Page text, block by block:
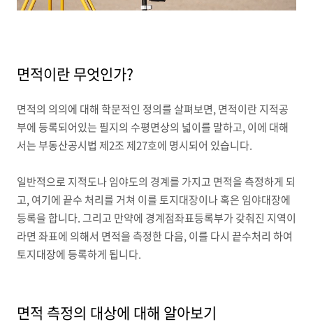
면적이란 무엇인가?
면적의 의의에 대해 학문적인 정의를 살펴보면, 면적이란 지적공
부에 등록되어있는 필지의 수평면상의 넓이를 말하고, 이에 대해
서는 부동산공시법 제2조 제27호에 명시되어 있습니다.
일반적으로 지적도나 임야도의 경계를 가지고 면적을 측정하게 되
고, 여기에 끝수 처리를 거쳐 이를 토지대장이나 혹은 임야대장에
등록을 합니다. 그리고 만약에 경계점좌표등록부가 갖춰진 지역이
라면 좌표에 의해서 면적을 측정한 다음, 이를 다시 끝수처리 하여
토지대장에 등록하게 됩니다.
면적 측정의 대상에 대해 알아보기